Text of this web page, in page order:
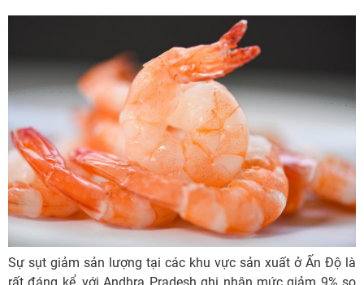
Sự sụt giảm sản lượng tại các khu vực sản xuất ở Ấn Độ là